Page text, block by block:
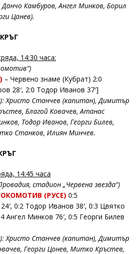
Камбуров, Ангел Минков, Борил
Цанев).
14:30 часа:
– Червено знаме (Кубрат) 2:0
28′, 2:0 Тодор Иванов 37′]
Христо Станчев (капитан), Димитър
Благой Ковачев, Атанас
Тодор Иванов, Георги Билев,
Станков, Илиян Минчев.
14:45 часа
стадион „Червена звезда“)
(РУСЕ) 0:5
0:2 Тодор Иванов 38′, 0:3 Цвятко
Ангел Минков 76′, 0:5 Георги Билев
Христо Станчев (капитан), Димитър
Георги Цонев, Митко Кръстев,